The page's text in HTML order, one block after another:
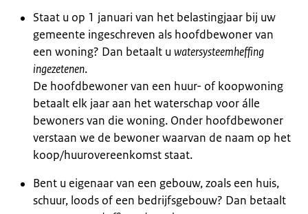
Staat u op 1 januari van het belastingjaar bij uw
gemeente ingeschreven als hoofdbewoner van
een woning? Dan betaalt u watersysteemheffing
ingezetenen.
De hoofdbewoner van een huur- of koopwoning
betaalt elk jaar aan het waterschap voor álle
bewoners van die woning. Onder hoofdbewoner
verstaan we de bewoner waarvan de naam op het
koop/huurovereenkomst staat.
Bent u eigenaar van een gebouw, zoals een huis,
schuur, loods of een bedrijfsgebouw? Dan betaalt